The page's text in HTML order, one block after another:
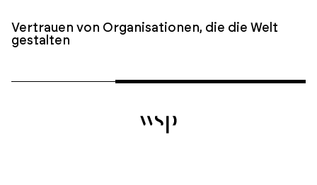
Vertrauen von Organisationen, die die Welt
gestalten